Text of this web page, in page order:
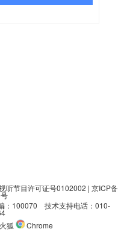
听节目许可证号0102002 | 京ICP备
：100070 技术支持电话：010-
火狐 Chrome